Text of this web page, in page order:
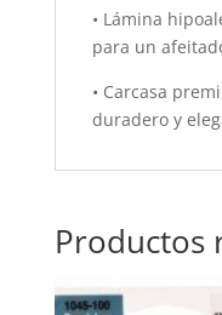
• Lámina
para un
• Carcasa
duradero y
Productos